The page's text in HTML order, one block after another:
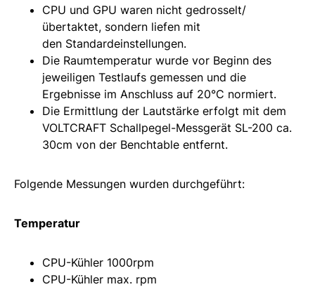
CPU und GPU waren nicht gedrosselt/
übertaktet, sondern liefen mit
den Standardeinstellungen.
Die Raumtemperatur wurde vor Beginn des
jeweiligen Testlaufs gemessen und die
Ergebnisse im Anschluss auf 20°C normiert.
Die Ermittlung der Lautstärke erfolgt mit dem
VOLTCRAFT Schallpegel-Messgerät SL-200 ca.
30cm von der Benchtable entfernt.
Folgende Messungen wurden durchgeführt:
Temperatur
CPU-Kühler 1000rpm
CPU-Kühler max. rpm